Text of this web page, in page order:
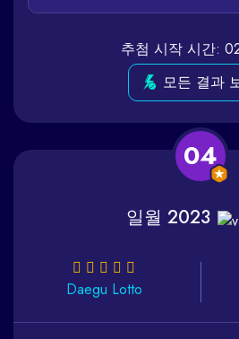
추첨 시작 시간:
모든 결과
04
일월 2023
Daegu Lotto